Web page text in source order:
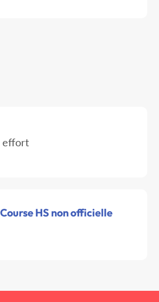
effort
HS non officielle